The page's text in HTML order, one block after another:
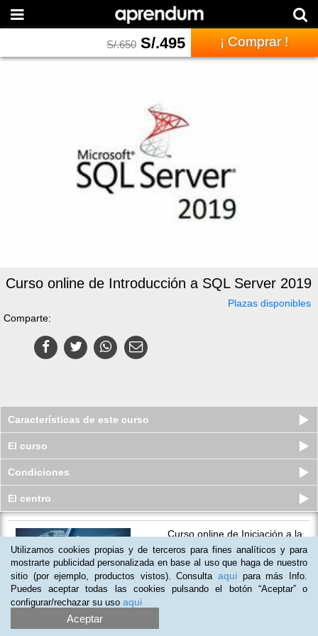
S/.650 S/.495 ¡ Comprar !
Curso online de Introducción a SQL Server 2019
Plazas disponibles
Comparte:
Características de este curso
El curso
Condiciones
El centro
Curso online de Iniciación a la
programación en Python
Plazas disponibles
S/.380
Utilizamos cookies propias y de terceros para fines analíticos y para
mostrarte publicidad personalizada en base al uso que haga de nuestro
sitio (por ejemplo, productos vistos). Consulta aqui para más Info.
Puedes aceptar todas las cookies pulsando el botón “Aceptar” o
configurar/rechazar su uso aqui
Aceptar